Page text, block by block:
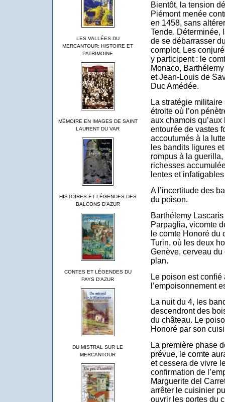
LES VALLÉES DU
MERCANTOUR: HISTOIRE ET
PATRIMOINE
MÉMOIRE EN IMAGES DE SAINT
LAURENT DU VAR
HISTOIRES ET LÉGENDES DES
BALCONS D'AZUR
CONTES ET LÉGENDES DU
PAYS D'AZUR
DU MISTRAL SUR LE
MERCANTOUR
Bientôt, la tension
Piémont menée
en 1458, sans
Tende. Déterminée,
de se débarrasser
complot. Les
y participent : le
Monaco,
et Jean-Louis de
Duc Amédée.
La stratégie
étroite où l’on
aux chamois
entourée de vastes
accoutumés à la
les bandits ligures
rompus à la
richesses
lentes et
A l’incertitude des
du poison.
Barthélemy
Parpaglia, vicomte
le comte Honoré du
Turin, où les deux
Genève, cerveau
plan.
Le poison est
l’empoisonnement
La nuit du 4, les
descendront des
du château. Le
Honoré par son
La première phase
prévue, le comte
et cessera de vivre
confirmation de
Marguerite del
arrêter le cuisinier
ouvrir les portes du